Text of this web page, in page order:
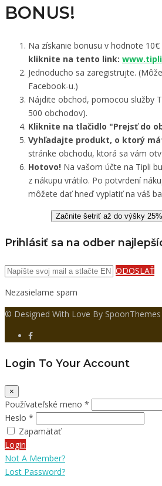
BONUS!
Na získanie bonusu v hodnote
kliknite na tento link:
Jednoducho sa zaregistrujte.
Facebook-u.)
Nájdite obchod, pomocou služby
500 obchodov).
Kliknite na tlačidlo "Prejsť do
Vyhľadajte produkt, o ktorý
stránke obchodu, ktorá sa vám
Hotovo! Na vašom účte na Tipli
z nákupu vrátilo. Po potvrdení
môžete dať hneď vyplatiť na váš
Začnite šetriť až do výšky
Prihlásiť sa na odber
ODOSLAŤ
Nezasielame spam
© Designed With Love By SpoonThemes
Login To Your Account
×
Používateľské meno *
Heslo *
Zapamätať
Login
Not A Member?
Lost Password?